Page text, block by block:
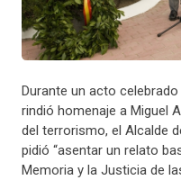
Durante un acto
rindió homenaje a Miguel
del terrorismo, el Alcalde
pidió “asentar un relato
Memoria y la Justicia de